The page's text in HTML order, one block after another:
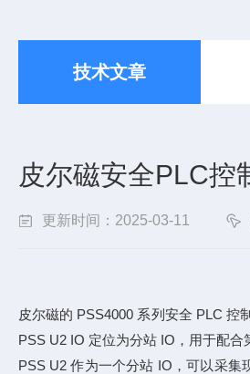
技术文章
皮尔磁安全PLC控
更新时间：2025-03-11
皮尔磁的 PSS4000 系列安全 PLC
PSS U2 IO 定位为分站 IO，用于配
PSS U2 作为一个分站 IO，可以采